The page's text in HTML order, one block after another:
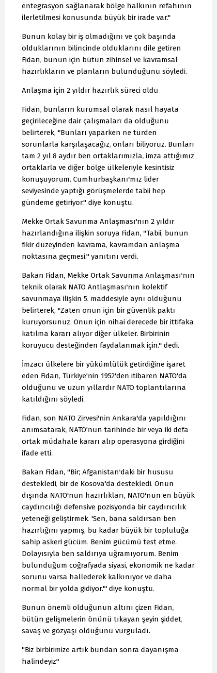
entegrasyon sağlanarak bölge halkının refahının
ilerletilmesi konusunda büyük bir irade var."
Bunun kolay bir iş olmadığını ve çok başında
olduklarının bilincinde olduklarını dile getiren
Fidan, bunun için bütün zihinsel ve kavramsal
hazırlıkların ve planların bulunduğunu söyledi.
Anlaşma için 2 yıldır hazırlık süreci oldu
Fidan, bunların kurumsal olarak nasıl hayata
geçirileceğine dair çalışmaları da olduğunu
belirterek, "Bunları yaparken ne türden
sorunlarla karşılaşacağız, onları biliyoruz. Bunları
tam 2 yıl 8 aydır ben ortaklarımızla, imza attığımız
ortaklarla ve diğer bölge ülkeleriyle kesintisiz
konuşuyorum. Cumhurbaşkanı'mız lider
seviyesinde yaptığı görüşmelerde tabii hep
gündeme getiriyor." diye konuştu.
Mekke Ortak Savunma Anlaşması'nın 2 yıldır
hazırlandığına ilişkin soruya Fidan, "Tabii, bunun
fikir düzeyinden kavrama, kavramdan anlaşma
noktasına geçmesi." yanıtını verdi.
Bakan Fidan, Mekke Ortak Savunma Anlaşması'nın
teknik olarak NATO Antlaşması'nın kolektif
savunmaya ilişkin 5. maddesiyle aynı olduğunu
belirterek, "Zaten onun için bir güvenlik paktı
kuruyorsunuz. Onun için nihai derecede bir ittifaka
katılma kararı alıyor diğer ülkeler. Birbirinin
koruyucu desteğinden faydalanmak için." dedi.
İmzacı ülkelere bir yükümlülük getirdiğine işaret
eden Fidan, Türkiye'nin 1952'den itibaren NATO'da
olduğunu ve uzun yıllardır NATO toplantılarına
katıldığını söyledi.
Fidan, son NATO Zirvesi'nin Ankara'da yapıldığını
anımsatarak, NATO'nun tarihinde bir veya iki defa
ortak müdahale kararı alıp operasyona girdiğini
ifade etti.
Bakan Fidan, "Bir; Afganistan'daki bir hususu
destekledi, bir de Kosova'da destekledi. Onun
dışında NATO'nun hazırlıkları, NATO'nun en büyük
caydırıcılığı defensive pozisyonda bir caydırıcılık
yeteneği geliştirmek. 'Sen, bana saldırsan ben
hazırlığını yapmış, bu kadar büyük bir topluluğa
sahip askeri gücüm. Benim gücümü test etme.
Dolayısıyla ben saldırıya uğramıyorum. Benim
bulunduğum coğrafyada siyasi, ekonomik ne kadar
sorunu varsa hallederek kalkınıyor ve daha
normal bir yolda gidiyor.'" diye konuştu.
Bunun önemli olduğunun altını çizen Fidan,
bütün gelişmelerin önünü tıkayan şeyin şiddet,
savaş ve gözyaşı olduğunu vurguladı.
"Biz birbirimize artık bundan sonra dayanışma
halindeyiz"